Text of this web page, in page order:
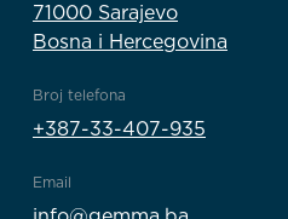
71000 Sarajevo
Bosna i Hercegovina
Broj telefona
+387-33-407-935
Email